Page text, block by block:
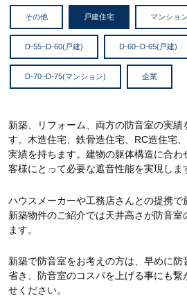
その他 戸建住宅 マンション
D-55~D-60(戸建) D-60~D-65(戸建)
D-70~D-75(マンション) 企業
新築、リフォーム、両方の防音室の実績
す。木造住宅、鉄骨造住宅、RC造住宅
実績を持ちます。建物の躯体構造に合わ
客様にとって必要な遮音性能を実現しま
ハウスメーカーや工務店さんとの提携で
新築物件のご紹介では天井高さが防音室
ます。
新築で防音室をお考えの方は、早めに
省き、防音室のコスパを上げる事にも繋
せください。